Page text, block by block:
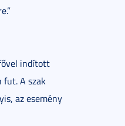
indított
fut. A szak
az esemény